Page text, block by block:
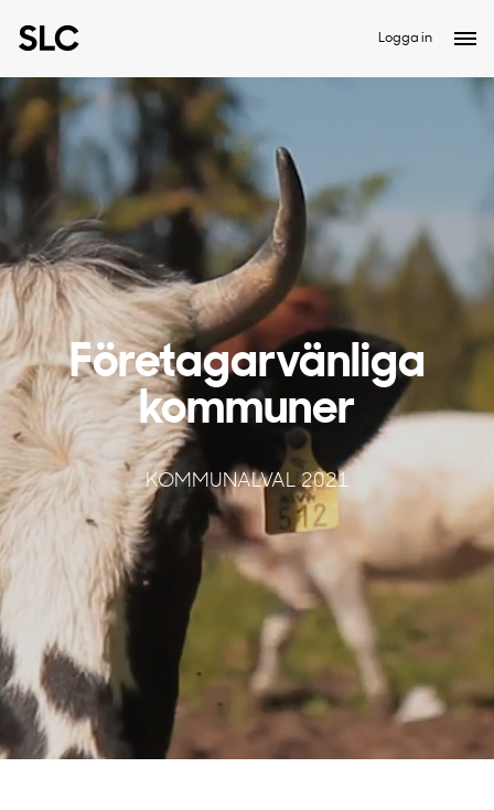
Logga in
Företagarvänliga
kommuner
KOMMUNALVAL 2021